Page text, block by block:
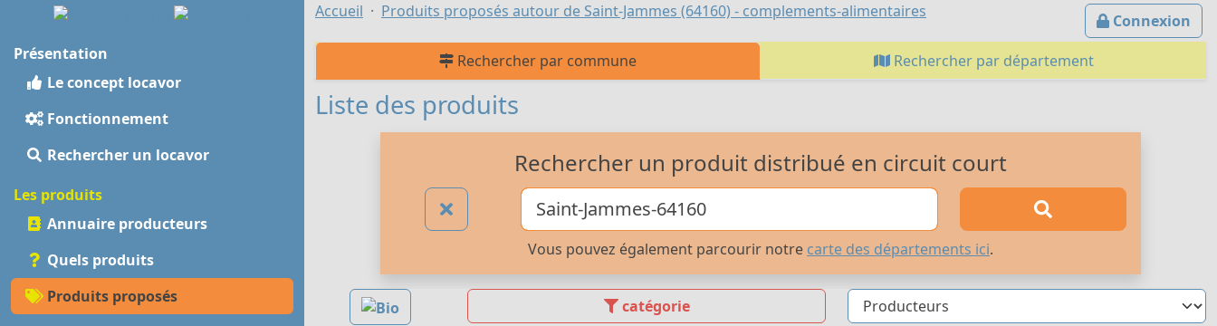
Présentation
Le concept locavor
Fonctionnement
Rechercher un locavor
Les produits
Annuaire producteurs
Quels produits
Produits proposés
Connexion
Accueil Produits proposés autour de Saint-Jammes (64160) - complements-alimentaires
Rechercher par commune Rechercher par département
Liste des produits
Rechercher un produit distribué en circuit court
Vous pouvez également parcourir notre carte des départements ici.
catégorie